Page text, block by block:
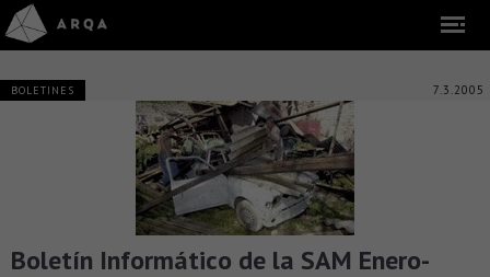
BOLETINES 7.3.2005
Boletín Informático de la SAM Enero-